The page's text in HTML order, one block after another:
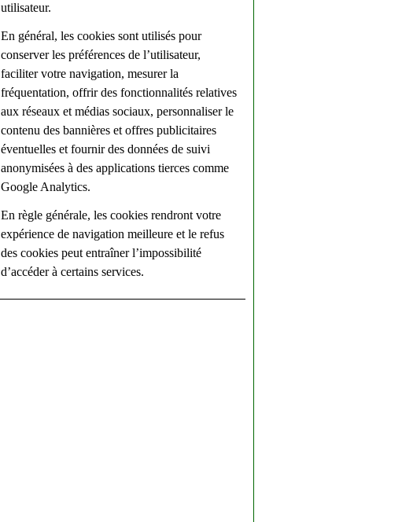
utilisateur.
En général, les cookies sont utilisés pour
conserver les préférences de l’utilisateur,
faciliter votre navigation, mesurer la
fréquentation, offrir des fonctionnalités relatives
aux réseaux et médias sociaux, personnaliser le
contenu des bannières et offres publicitaires
éventuelles et fournir des données de suivi
anonymisées à des applications tierces comme
Google Analytics.
En règle générale, les cookies rendront votre
expérience de navigation meilleure et le refus
des cookies peut entraîner l’impossibilité
d’accéder à certains services.